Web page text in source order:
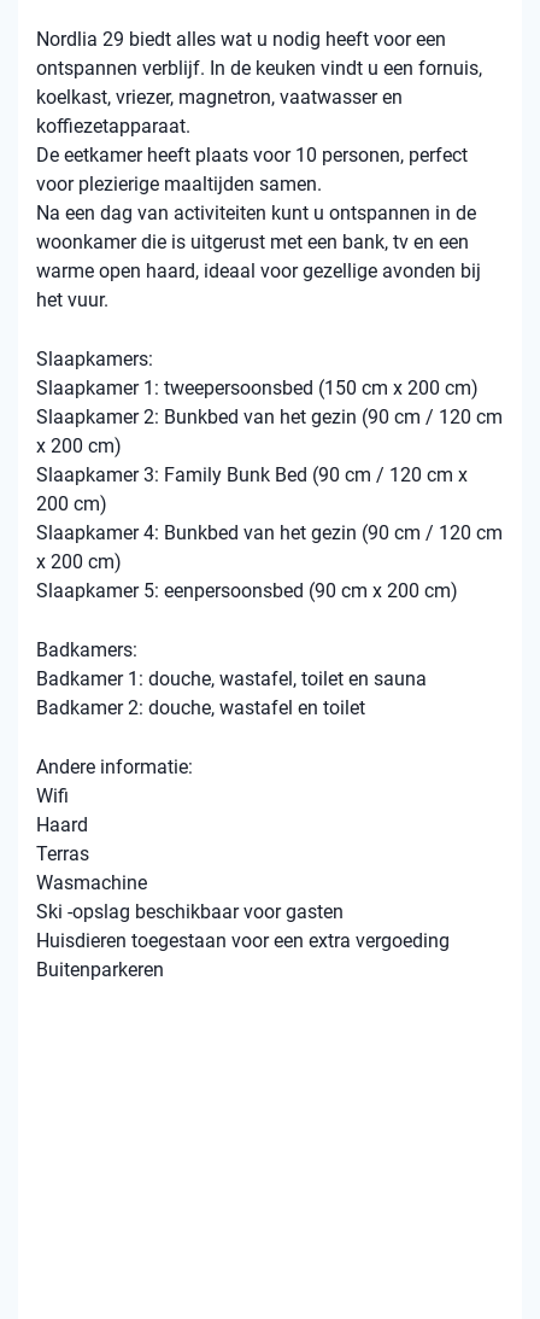
Nordlia 29 biedt alles wat u nodig heeft voor een
ontspannen verblijf. In de keuken vindt u een fornuis,
koelkast, vriezer, magnetron, vaatwasser en
koffiezetapparaat.
De eetkamer heeft plaats voor 10 personen, perfect
voor plezierige maaltijden samen.
Na een dag van activiteiten kunt u ontspannen in de
woonkamer die is uitgerust met een bank, tv en een
warme open haard, ideaal voor gezellige avonden bij
het vuur.
Slaapkamers:
Slaapkamer 1: tweepersoonsbed (150 cm x 200 cm)
Slaapkamer 2: Bunkbed van het gezin (90 cm / 120 cm
x 200 cm)
Slaapkamer 3: Family Bunk Bed (90 cm / 120 cm x
200 cm)
Slaapkamer 4: Bunkbed van het gezin (90 cm / 120 cm
x 200 cm)
Slaapkamer 5: eenpersoonsbed (90 cm x 200 cm)
Badkamers:
Badkamer 1: douche, wastafel, toilet en sauna
Badkamer 2: douche, wastafel en toilet
Andere informatie:
Wifi
Haard
Terras
Wasmachine
Ski -opslag beschikbaar voor gasten
Huisdieren toegestaan ​​voor een extra vergoeding
Buitenparkeren